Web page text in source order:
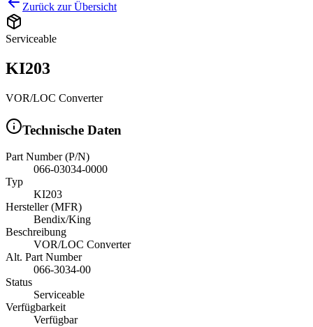
Zurück zur Übersicht
Serviceable
KI203
VOR/LOC Converter
Technische Daten
Part Number (P/N)
066-03034-0000
Typ
KI203
Hersteller (MFR)
Bendix/King
Beschreibung
VOR/LOC Converter
Alt. Part Number
066-3034-00
Status
Serviceable
Verfügbarkeit
Verfügbar